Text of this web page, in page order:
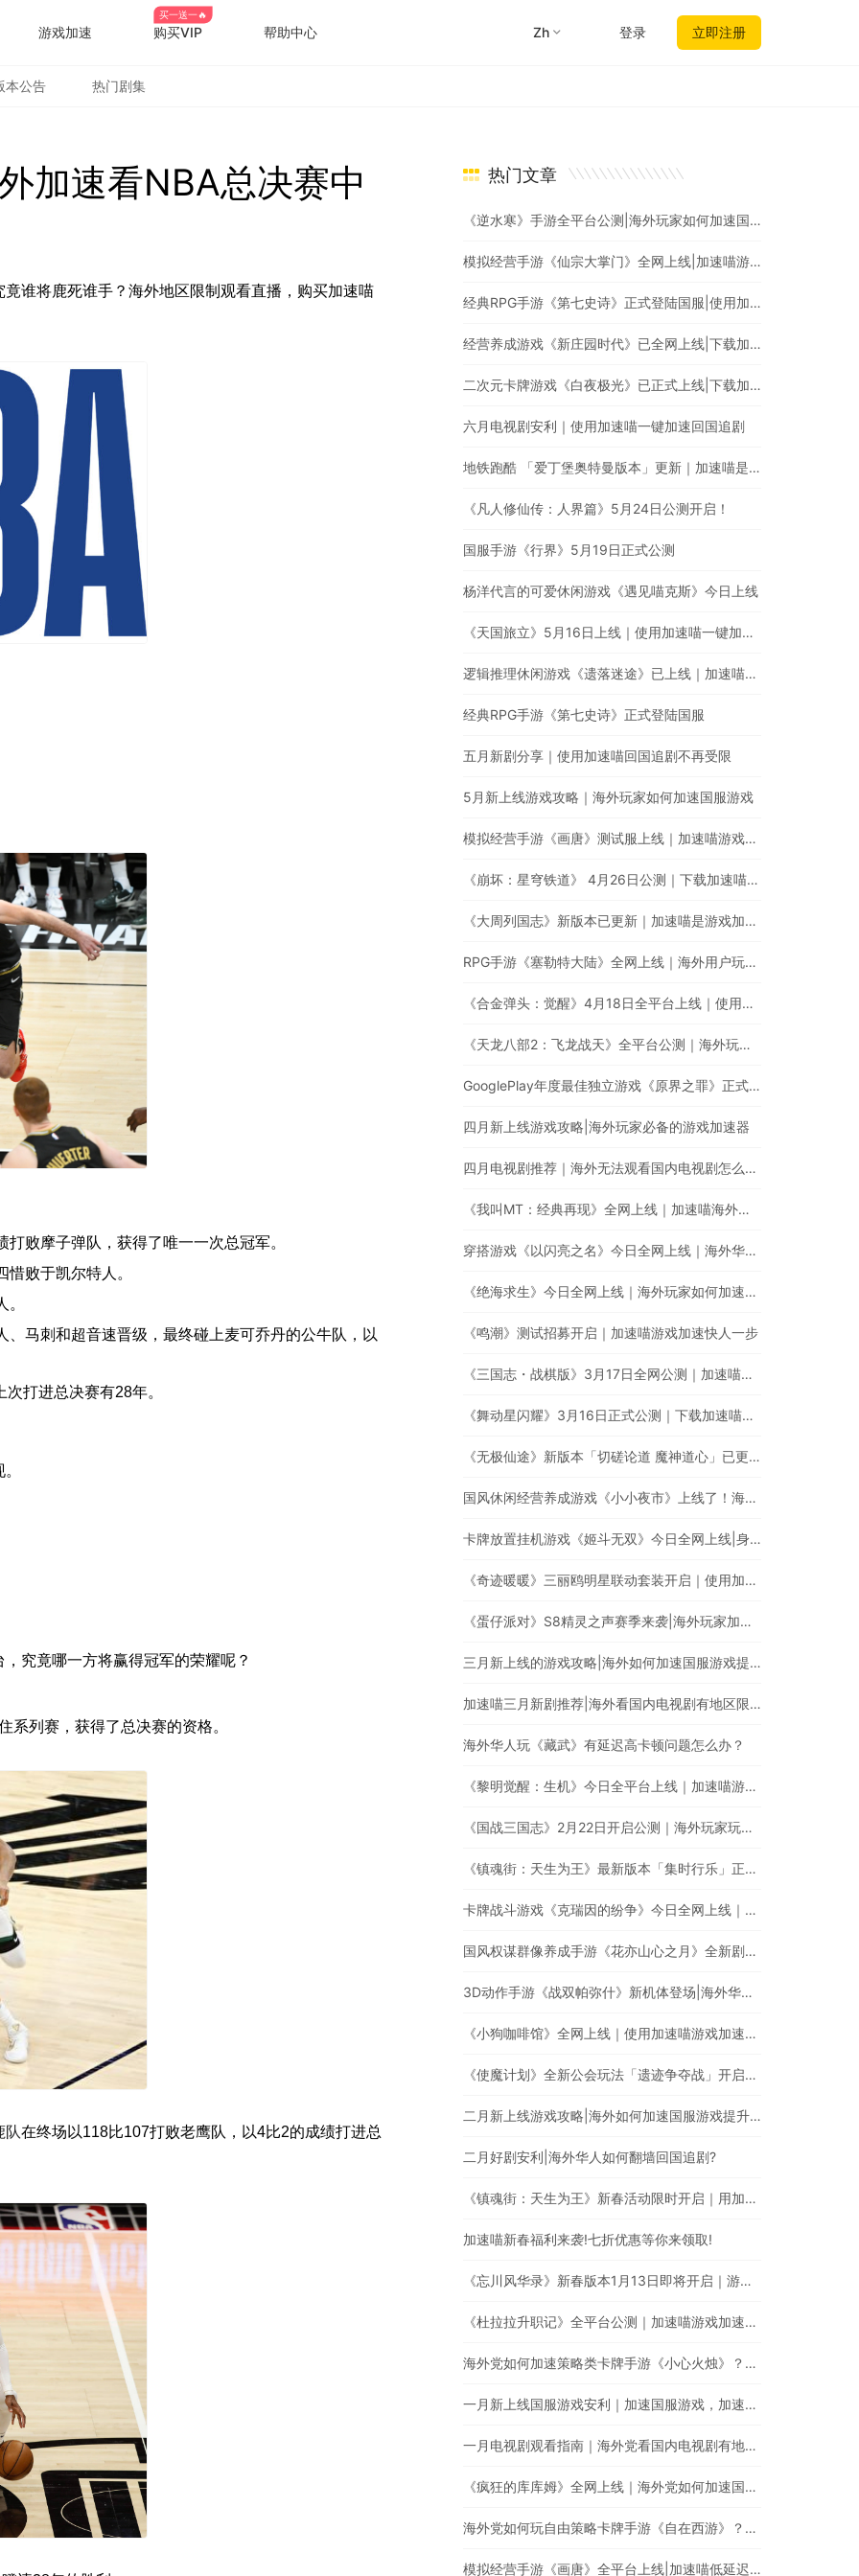
游戏加速 购买VIP
买一送一🔥
帮助中心 zh 登录 立即注册
本公告 热门剧集
加速看NBA总决赛中
谁将鹿死谁手？海外地区限制观看直播，购买加速喵
败摩子弹队，获得了唯一一次总冠军。
败于凯尔特人。
马刺和超音速晋级，最终碰上麦可乔丹的公牛队，以
打进总决赛有28年。
究竟哪一方将赢得冠军的荣耀呢？
系列赛，获得了总决赛的资格。
队在终场以118比107打败老鹰队，以4比2的成绩打进总
热门文章
《逆水寒》手游全平台公测|海外玩家如何加速国服游戏？
模拟经营手游《仙宗大掌门》全网上线|加速喵游戏加速，全网最快
经典RPG手游《第七史诗》正式登陆国服|使用加速喵回国加速爆款游戏随意畅玩
经营养成游戏《新庄园时代》已全网上线|下载加速喵随时随地畅享游戏加速
二次元卡牌游戏《白夜极光》已正式上线|下载加速喵回国加速器一键加速国服游戏
六月电视剧安利｜使用加速喵一键加速回国追剧
地铁跑酷 「爱丁堡奥特曼版本」更新｜加速喵是国服游戏回国加速的最佳选择
《凡人修仙传：人界篇》5月24日公测开启！
国服手游《行界》5月19日正式公测
杨洋代言的可爱休闲游戏《遇见喵克斯》今日上线
《天国旅立》5月16日上线｜使用加速喵一键加速国服
逻辑推理休闲游戏《遗落迷途》已上线｜加速喵游戏加速全网最快
经典RPG手游《第七史诗》正式登陆国服
五月新剧分享｜使用加速喵回国追剧不再受限
5月新上线游戏攻略｜海外玩家如何加速国服游戏
模拟经营手游《画唐》测试服上线｜加速喵游戏加速器全网最快
《崩坏：星穹铁道》 4月26日公测｜下载加速喵游戏加速器提升游戏体验
《大周列国志》新版本已更新｜加速喵是游戏加速器最佳的选择
RPG手游《塞勒特大陆》全网上线｜海外用户玩国服游戏延迟高卡顿怎么办？
《合金弹头：觉醒》4月18日全平台上线｜使用加速喵加速国服游戏提升游戏体验
《天龙八部2：飞龙战天》全平台公测｜海外玩家如何加速国服游戏？
GooglePlay年度最佳独立游戏《原界之罪》正式登陆中国！
四月新上线游戏攻略|海外玩家必备的游戏加速器
四月电视剧推荐｜海外无法观看国内电视剧怎么办？
《我叫MT：经典再现》全网上线｜加速喵海外玩家必备的游戏加速器
穿搭游戏《以闪亮之名》今日全网上线｜海外华人玩《以闪亮之名》有延迟高卡顿问题怎么办？
《绝海求生》今日全网上线｜海外玩家如何加速国服游戏？
《鸣潮》测试招募开启｜加速喵游戏加速快人一步
《三国志・战棋版》3月17日全网公测｜加速喵加速国服游戏全网最快
《舞动星闪耀》3月16日正式公测｜下载加速喵回国VPN，低延迟无卡顿，提升游戏体验
《无极仙途》新版本「切磋论道 魔神道心」已更新|海外玩家玩国服遇上卡顿延迟高的情况怎么办?
国风休闲经营养成游戏《小小夜市》上线了！海外华人玩《小小夜市》有延迟高卡顿问题怎么办？
卡牌放置挂机游戏《姬斗无双》今日全网上线|身在海外如何加速国服游戏?
《奇迹暖暖》三丽鸥明星联动套装开启｜使用加速喵回国加速器一键加速提升游戏体验
《蛋仔派对》S8精灵之声赛季来袭|海外玩家加速回国玩国服游戏
三月新上线的游戏攻略|海外如何加速国服游戏提升游戏体验?
加速喵三月新剧推荐|海外看国内电视剧有地区限制怎么办?
海外华人玩《藏武》有延迟高卡顿问题怎么办？
《黎明觉醒：生机》今日全平台上线｜加速喵游戏加速快人一步
《国战三国志》2月22日开启公测｜海外玩家玩国服游戏延迟高怎么办？
《镇魂街：天生为王》最新版本「集时行乐」正式登场！｜海外玩国服游戏，遭遇延迟卡顿、丢包？
卡牌战斗游戏《克瑞因的纷争》今日全网上线｜海外华人玩国服游戏有延迟高卡顿问题怎么办？
国风权谋群像养成手游《花亦山心之月》全新剧情开启｜加速国服游戏全网最快
3D动作手游《战双帕弥什》新机体登场|海外华人如何玩国服手游?
《小狗咖啡馆》全网上线｜使用加速喵游戏加速器低延迟无卡顿
《使魔计划》全新公会玩法「遗迹争夺战」开启！| 加速喵游戏加速快人一步
二月新上线游戏攻略|海外如何加速国服游戏提升游戏体验?
二月好剧安利|海外华人如何翻墙回国追剧?
《镇魂街：天生为王》新春活动限时开启｜用加速喵一键加速游戏降低海外玩国服延迟。
加速喵新春福利来袭!七折优惠等你来领取!
《忘川风华录》新春版本1月13日即将开启｜游戏加速器一键加速提升游戏体验
《杜拉拉升职记》全平台公测｜加速喵游戏加速快人一步
海外党如何加速策略类卡牌手游《小心火烛》？｜使用加速喵一键智能加速回国
一月新上线国服游戏安利｜加速国服游戏，加速喵全网最快
一月电视剧观看指南｜海外党看国内电视剧有地区限制怎么办？
《疯狂的库库姆》全网上线｜海外党如何加速国服手游？
海外党如何玩自由策略卡牌手游《自在西游》？使用加速喵随时随地畅享游戏加速
模拟经营手游《画唐》全平台上线|加速喵低延迟无卡顿加速游戏全网最快